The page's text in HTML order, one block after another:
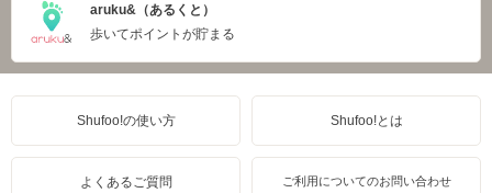
aruku&（あるくと）
歩いてポイントが貯まる
Shufoo!の使い方 Shufoo!とは
よくあるご質問 ご利用についてのお問い合わせ